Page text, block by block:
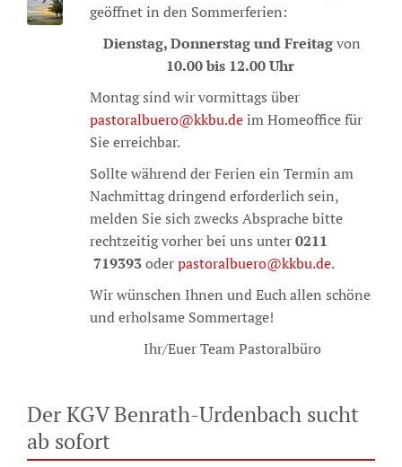
geöffnet in den Sommerferien:
Dienstag, Donnerstag und Freitagvon
10.00 bis 12.00 Uhr
Montag sind wir vormittags über
pastoralbuero@kkbu.deim Homeoffice für
Sie erreichbar.
Sollte während der Ferien ein Termin am
Nachmittag dringend erforderlich sein,
melden Sie sich zwecks Absprache bitte
rechtzeitig vorher bei uns unter0211
719393oderpastoralbuero@kkbu.de.
Wir wünschen Ihnen und Euch allen schöne
und erholsame Sommertage!
Ihr/Euer Team Pastoralbüro
Der KGV Benrath-Urdenbach sucht
ab sofort